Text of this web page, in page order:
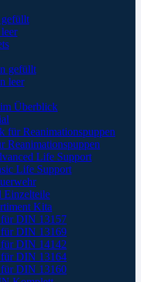
gefüllt
leer
Überblick
für Reanimationspuppen
Reanimationspuppen
Life Support
Life Support
Einzelteile
Kita
DIN 13157
DIN 13169
DIN 14142
DIN 13164
DIN 13160